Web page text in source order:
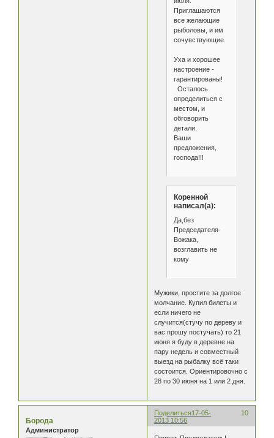
Приглашаются
все желающие
рыболовы, и им
сочувствующие.
Уха и хорошее
настроение -
гарантированы!
Осталось
определиться с
местом, и
обговорить
детали.
Ваши
предложения,
господа!!!
Коренной
написал(а):
Да,без
Председателя-
Вожака,
возглавить не
кому
Мужики, простите за долгое
молчание. Купил билеты и
если ничего не
случится(стучу по дереву и
вас прошу постучать) то 21
июня я буду в деревне на
пару недель и совместный
выезд на рыбалку всё таки
состоится. Ориентировочно с
28 по 30 июня на 1 или 2 дня.
Поделиться 10
17-05-
2013 10:56
Борода
Администратор